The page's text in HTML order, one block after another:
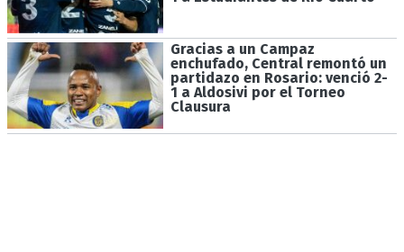
Gracias a un Campaz
enchufado, Central remontó un
partidazo en Rosario: venció 2-
1 a Aldosivi por el Torneo
Clausura